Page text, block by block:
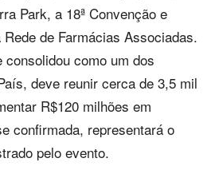
Park, a 18ª Convenção e
de Farmácias Associadas.
como um dos
deve reunir cerca de 3,5 mil
R$120 milhões em
confirmada, representará o
pelo evento.